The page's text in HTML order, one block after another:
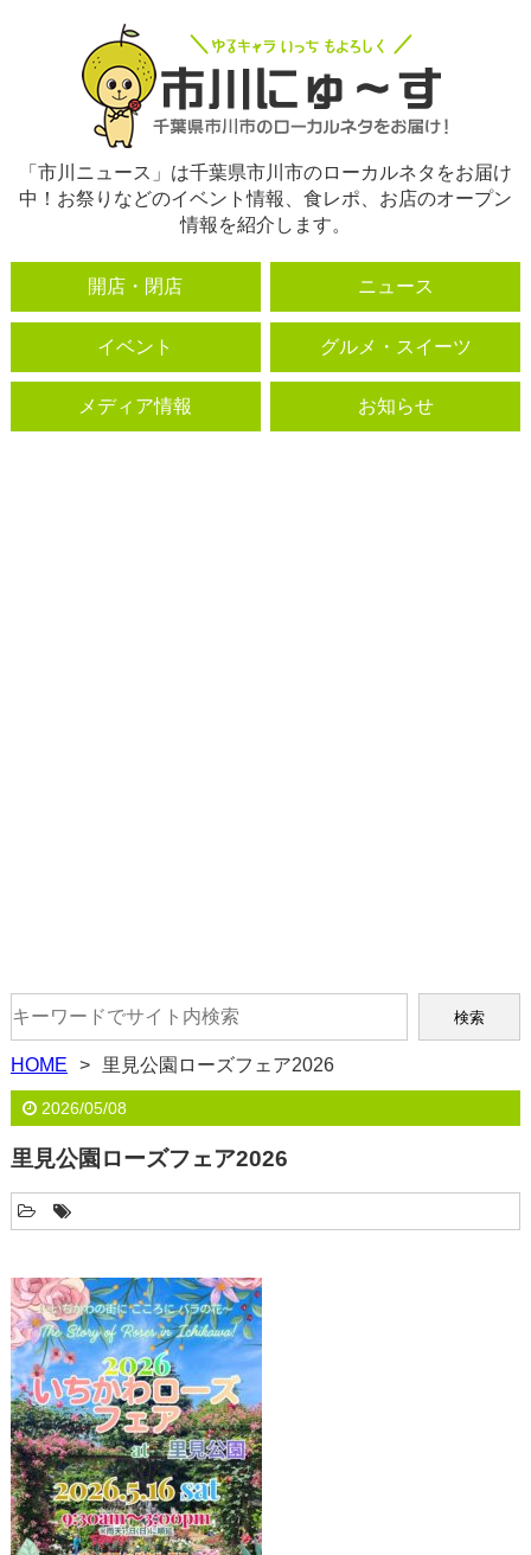
「市川ニュース」は千葉県市川市のローカルネタをお届け
中！お祭りなどのイベント情報、食レポ、お店のオープン
情報を紹介します。
開店・閉店 ニュース
イベント グルメ・スイーツ
メディア情報 お知らせ
HOME 里見公園ローズフェア2026
2026/05/08
里見公園ローズフェア2026